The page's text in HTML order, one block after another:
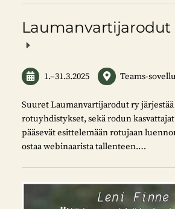
Laumanvartijarodut
1.–31.3.2025 Teams-
Suuret Laumanvartijarodut ry
rotuyhdistykset, sekä rodun
pääsevät esittelemään rotujaan
ostaa webinaarista tallenteen.…